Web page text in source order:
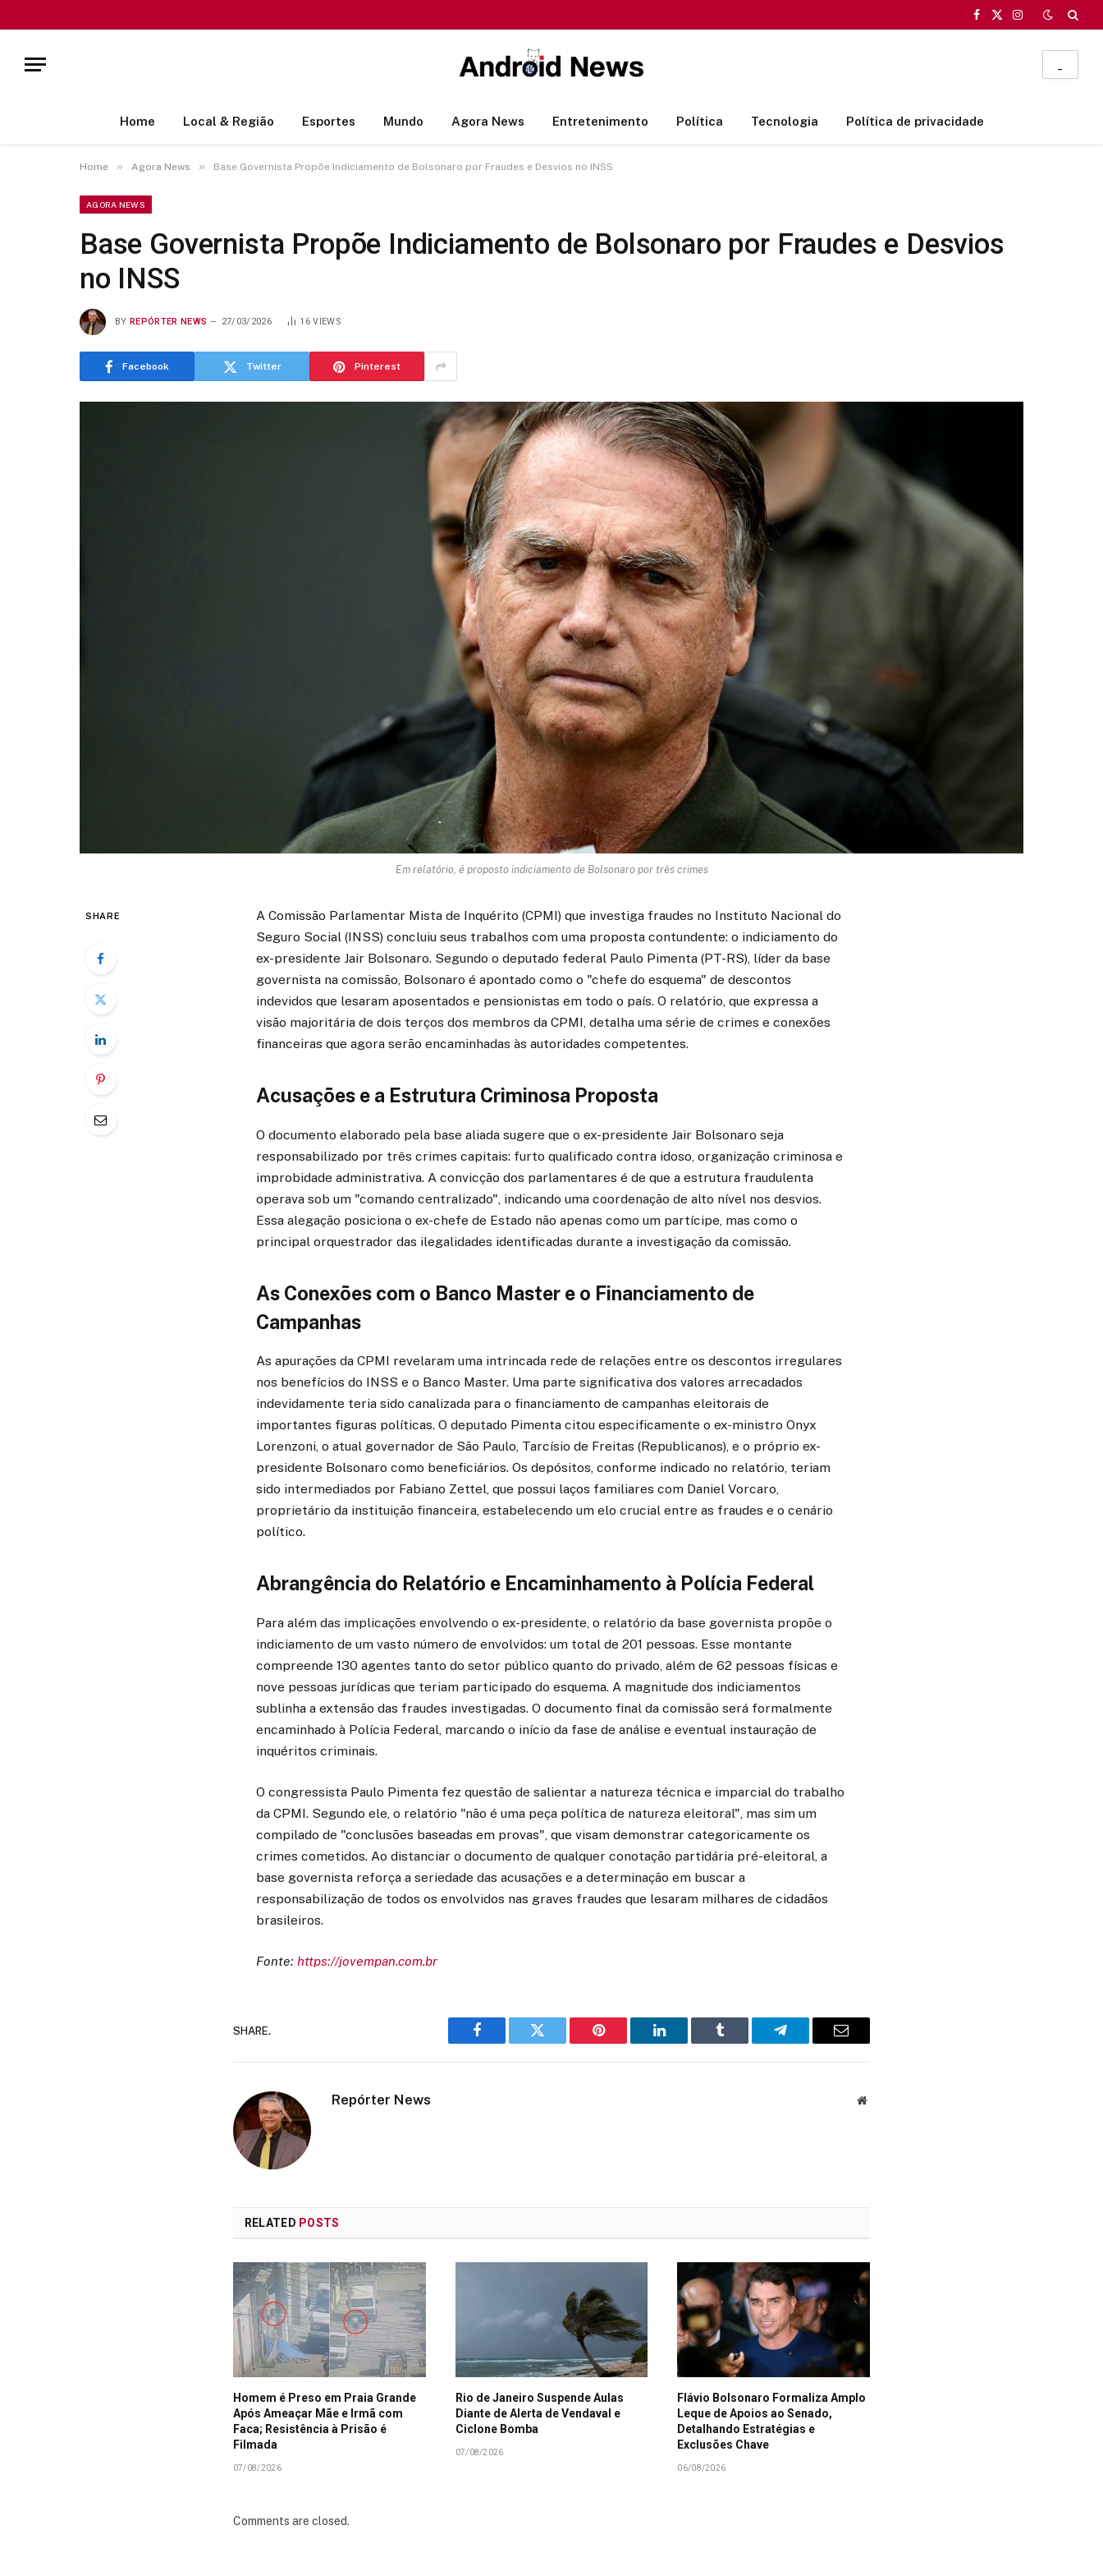
Facebook
X
Instagram
Home Local & Região Esportes Mundo Agora News Entretenimento Política Tecnologia Política de privacidade
Home » Agora News » Base Governista Propõe Indiciamento de Bolsonaro por Fraudes e Desvios no INSS
AGORA NEWS
Base Governista Propõe Indiciamento de Bolsonaro por Fraudes e Desvios
no INSS
BY REPÓRTER NEWS 27/03/2026 16VIEWS
Facebook Twitter Pinterest
Em relatório, é proposto indiciamento de Bolsonaro por três crimes
SHARE
A Comissão Parlamentar Mista de Inquérito (CPMI) que investiga fraudes no Instituto Nacional do
Seguro Social (INSS) concluiu seus trabalhos com uma proposta contundente: o indiciamento do
ex-presidente Jair Bolsonaro. Segundo o deputado federal Paulo Pimenta (PT-RS), líder da base
governista na comissão, Bolsonaro é apontado como o "chefe do esquema" de descontos
indevidos que lesaram aposentados e pensionistas em todo o país. O relatório, que expressa a
visão majoritária de dois terços dos membros da CPMI, detalha uma série de crimes e conexões
financeiras que agora serão encaminhadas às autoridades competentes.
Acusações e a Estrutura Criminosa Proposta
O documento elaborado pela base aliada sugere que o ex-presidente Jair Bolsonaro seja
responsabilizado por três crimes capitais: furto qualificado contra idoso, organização criminosa e
improbidade administrativa. A convicção dos parlamentares é de que a estrutura fraudulenta
operava sob um "comando centralizado", indicando uma coordenação de alto nível nos desvios.
Essa alegação posiciona o ex-chefe de Estado não apenas como um partícipe, mas como o
principal orquestrador das ilegalidades identificadas durante a investigação da comissão.
As Conexões com o Banco Master e o Financiamento de
Campanhas
As apurações da CPMI revelaram uma intrincada rede de relações entre os descontos irregulares
nos benefícios do INSS e o Banco Master. Uma parte significativa dos valores arrecadados
indevidamente teria sido canalizada para o financiamento de campanhas eleitorais de
importantes figuras políticas. O deputado Pimenta citou especificamente o ex-ministro Onyx
Lorenzoni, o atual governador de São Paulo, Tarcísio de Freitas (Republicanos), e o próprio ex-
presidente Bolsonaro como beneficiários. Os depósitos, conforme indicado no relatório, teriam
sido intermediados por Fabiano Zettel, que possui laços familiares com Daniel Vorcaro,
proprietário da instituição financeira, estabelecendo um elo crucial entre as fraudes e o cenário
político.
Abrangência do Relatório e Encaminhamento à Polícia Federal
Para além das implicações envolvendo o ex-presidente, o relatório da base governista propõe o
indiciamento de um vasto número de envolvidos: um total de 201 pessoas. Esse montante
compreende 130 agentes tanto do setor público quanto do privado, além de 62 pessoas físicas e
nove pessoas jurídicas que teriam participado do esquema. A magnitude dos indiciamentos
sublinha a extensão das fraudes investigadas. O documento final da comissão será formalmente
encaminhado à Polícia Federal, marcando o início da fase de análise e eventual instauração de
inquéritos criminais.
O congressista Paulo Pimenta fez questão de salientar a natureza técnica e imparcial do trabalho
da CPMI. Segundo ele, o relatório "não é uma peça política de natureza eleitoral", mas sim um
compilado de "conclusões baseadas em provas", que visam demonstrar categoricamente os
crimes cometidos. Ao distanciar o documento de qualquer conotação partidária pré-eleitoral, a
base governista reforça a seriedade das acusações e a determinação em buscar a
responsabilização de todos os envolvidos nas graves fraudes que lesaram milhares de cidadãos
brasileiros.
Fonte: https://jovempan.com.br
SHARE.
Facebook Twitter Pinterest LinkedIn Tumblr Telegram Email
Repórter News Website
RELATED POSTS
Homem é Preso em Praia Grande
Após Ameaçar Mãe e Irmã com
Faca; Resistência à Prisão é
Filmada
07/08/2026
Rio de Janeiro Suspende Aulas
Diante de Alerta de Vendaval e
Ciclone Bomba
07/08/2026
Flávio Bolsonaro Formaliza Amplo
Leque de Apoios ao Senado,
Detalhando Estratégias e
Exclusões Chave
06/08/2026
Comments are closed.